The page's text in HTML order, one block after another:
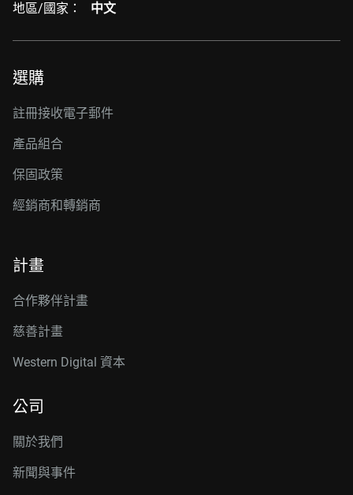
地區/國家： 中文
選購
註冊接收電子郵件
產品組合
保固政策
經銷商和轉銷商
計畫
合作夥伴計畫
慈善計畫
Western Digital 資本
公司
關於我們
新聞與事件